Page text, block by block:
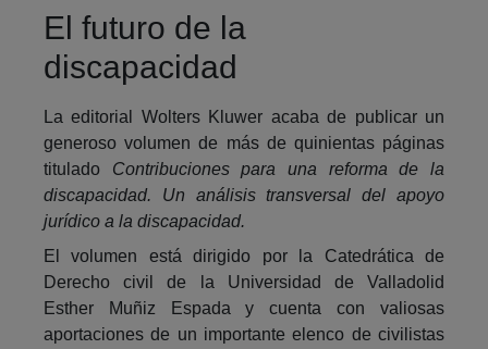
El futuro de la
discapacidad
La editorial Wolters Kluwer acaba de publicar un
generoso volumen de más de quinientas páginas
titulado Contribuciones para una reforma de la
discapacidad. Un análisis transversal del apoyo
jurídico a la discapacidad.
El volumen está dirigido por la Catedrática de
Derecho civil de la Universidad de Valladolid
Esther Muñiz Espada y cuenta con valiosas
aportaciones de un importante elenco de civilistas